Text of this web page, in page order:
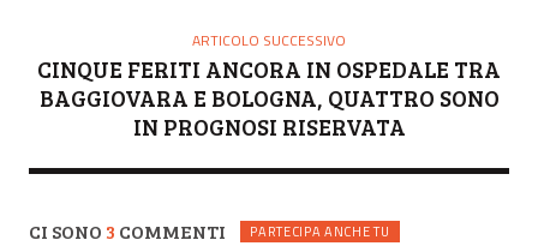
ARTICOLO SUCCESSIVO
CINQUE FERITI ANCORA IN OSPEDALE TRA
BAGGIOVARA E BOLOGNA, QUATTRO SONO
IN PROGNOSI RISERVATA
CI SONO 3 COMMENTI PARTECIPA ANCHE TU